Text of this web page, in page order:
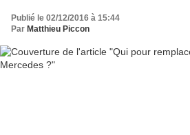
Publié le 02/12/2016 à 15:44
Par Matthieu Piccon